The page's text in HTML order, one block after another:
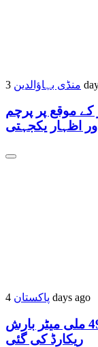
منڈی بہاؤالدین 3
موقع پر پرچم
اظہار یکجہتی
پاکستان 4 days ago
گزشتہ روز منڈی بہاءالدین میں 49 ملی میٹر بارش
ریکارڈ کی گئی